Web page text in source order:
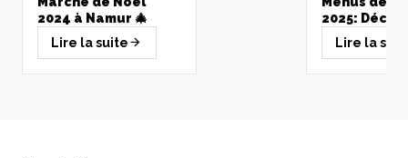
2024 à Namur 🎄
Lire la suite
2025:
Sélections
Viandes
Lire la